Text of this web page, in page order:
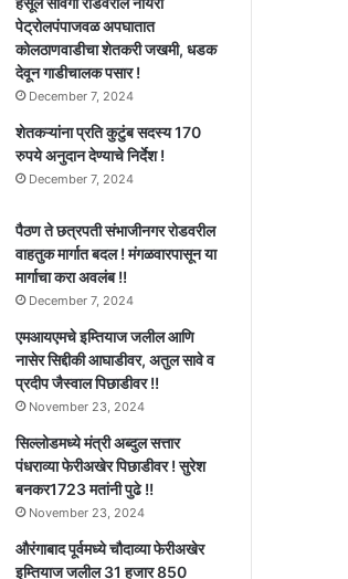
पेट्रोलपंपाजवळ अपघातात
कोलठाणवाडीचा शेतकरी जखमी, धडक
देवून गाडीचालक पसार !
December 7, 2024
शेतकऱ्यांना प्रति कुटुंब सदस्य 170
रुपये अनुदान देण्याचे निर्देश !
December 7, 2024
पैठण ते छत्रपती संभाजीनगर रोडवरील
वाहतुक मार्गात बदल ! मंगळवारपासून या
मार्गाचा करा अवलंब !!
December 7, 2024
एमआयएमचे इम्तियाज जलील आणि
नासेर सिद्दीकी आघाडीवर, अतुल सावे व
प्रदीप जैस्वाल पिछाडीवर !!
November 23, 2024
सिल्लोडमध्ये मंत्री अब्दुल सत्तार
पंधराव्या फेरीअखेर पिछाडीवर ! सुरेश
बनकर1723 मतांनी पुढे !!
November 23, 2024
औरंगाबाद पूर्वमध्ये चौदाव्या फेरीअखेर
इम्तियाज जलील 31 हजार 850